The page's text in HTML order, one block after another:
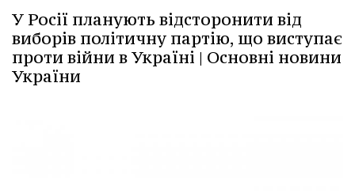
У Росії планують відсторонити від
виборів політичну партію, що виступає
проти війни в Україні | Основні новини
України